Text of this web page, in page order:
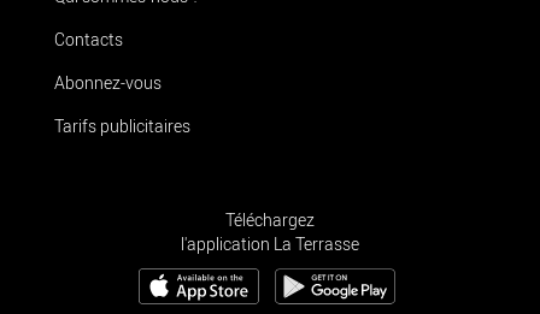
Contacts
Abonnez-vous
Tarifs publicitaires
Téléchargez
l'application La Terrasse